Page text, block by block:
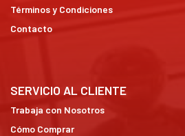
Términos y Condiciones
Contacto
SERVICIO AL CLIENTE
Trabaja con Nosotros
Cómo Comprar